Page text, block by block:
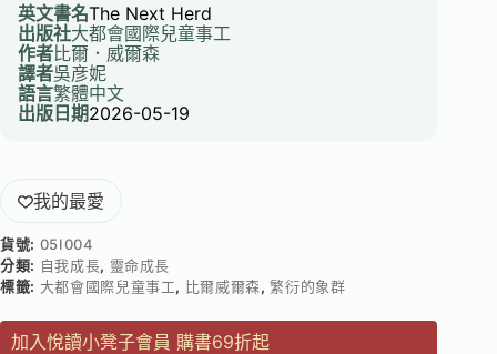
英文書名The Next Herd
出版社大都會國際兒童事工
作者比爾．威爾森
譯者吳彦妮
語言繁體中文
出版日期2026-05-19
我的最愛
貨號: 05I004
分類: 自我成長, 靈命成長
標籤: 大都會國際兒童事工, 比爾威爾森,繁衍的象群
加入悅讀小凳子會員 購書69折起